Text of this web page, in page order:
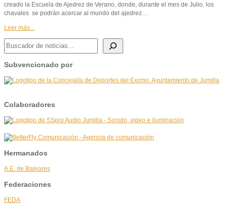
creado la Escuela de Ajedrez de Verano, donde, durante el mes de Julio, los
chavales se podrán acercar al mundo del ajedrez…
Leer más...
BUSCADOR DE NOTICIAS
Subvencionado por
Colaboradores
Hermanados
A.E. de Baleares
Federaciones
FEDA